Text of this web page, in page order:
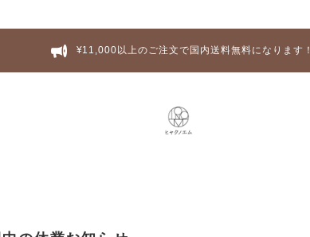
¥11,000以上のご注文で国内送料無料になります！